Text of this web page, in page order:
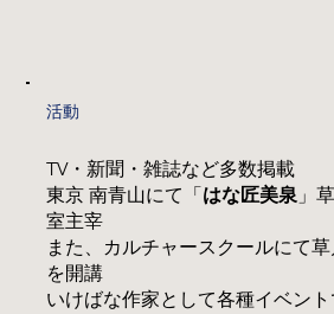
活動
TV・新聞・雑誌など多数掲載
東京 南青山にて「 はな匠美泉」
室主宰
また、カルチャースクールにて
を開講
いけばな作家として各種イベン